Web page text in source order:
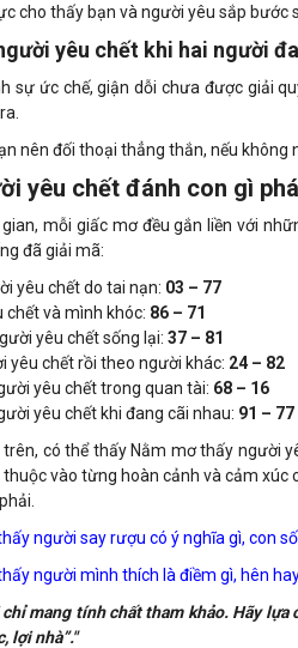
cho thấy bạn và người yêu sắp bước
yêu chết khi hai người
sự ức chế, giận dỗi chưa được giải
nên đối thoại thẳng thắn, nếu
yêu chết đánh con gì
mỗi giấc mơ đều gắn liền với
đã giải mã:
yêu chết do tai nạn: 03 – 77
và mình khóc: 86 – 71
yêu chết sống lại: 37 – 81
yêu chết rồi theo người khác: 24 – 82
yêu chết trong quan tài: 68 – 16
yêu chết khi đang cãi nhau: 91 – 77
có thể thấy Nằm mơ thấy người
vào từng hoàn cảnh và cảm xúc
người say rượu có ý nghĩa gì, con
người mình thích là điềm gì, hên
mang tính chất tham khảo. Hãy
lợi nhà”."